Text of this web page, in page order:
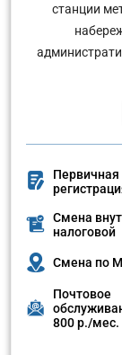
станции
Первичная
Смена
налоговой
Смена по
Почтовое
800 р./мес.